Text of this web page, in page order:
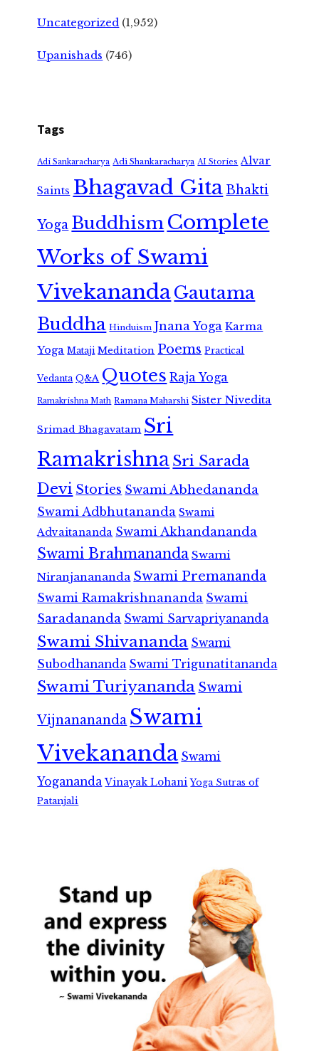
Uncategorized (1,952)
Upanishads (746)
Tags
Adi Sankaracharya Adi Shankaracharya AI Stories Alvar
Saints Bhagavad GitaBhakti
Yoga Buddhism Complete
Works of Swami
VivekanandaGautama
Buddha Hinduism Jnana Yoga Karma
Yoga Mataji Meditation Poems Practical
Vedanta Q&A Quotes Raja Yoga
Ramakrishna Math Ramana Maharshi Sister Nivedita
Srimad Bhagavatam Sri
RamakrishnaSri Sarada
Devi Stories Swami Abhedananda
Swami Adbhutananda Swami
Advaitananda Swami Akhandananda
Swami Brahmananda Swami
Niranjanananda Swami Premananda
Swami Ramakrishnananda Swami
Saradananda Swami Sarvapriyananda
Swami Shivananda Swami
Subodhananda Swami Trigunatitananda
Swami Turiyananda Swami
Vijnanananda Swami
Vivekananda Swami
Yogananda Vinayak Lohani Yoga Sutras of
Patanjali